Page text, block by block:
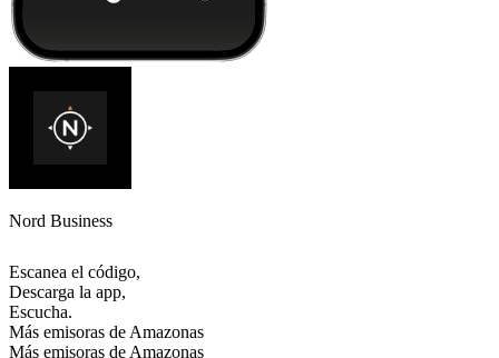
Nord Business
Escanea el código,
Descarga la app,
Escucha.
Más emisoras de Amazonas
Más emisoras de Amazonas